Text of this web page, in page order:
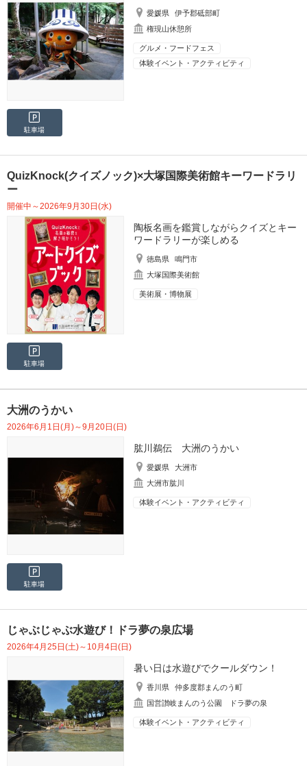
愛媛県
伊予郡砥部町
権現山休憩所
グルメ・フードフェス
体験イベント・アクティビティ
駐車場
QuizKnock(クイズノック)×大塚国際美術館キーワードラリ
ー
開催中～2026年9月30日(水)
陶板名画を鑑賞しながらクイズとキー
ワードラリーが楽しめる
徳島県
鳴門市
大塚国際美術館
美術展・博物展
駐車場
大洲のうかい
2026年6月1日(月)～9月20日(日)
肱川鵜伝 大洲のうかい
愛媛県
大洲市
大洲市肱川
体験イベント・アクティビティ
駐車場
じゃぶじゃぶ水遊び！ドラ夢の泉広場
2026年4月25日(土)～10月4日(日)
暑い日は水遊びでクールダウン！
香川県
仲多度郡まんのう町
国営讃岐まんのう公園 ドラ夢の泉
体験イベント・アクティビティ